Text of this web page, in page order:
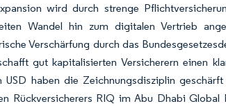
wird durch strenge
Wandel hin zum digitalen Vertrieb
Verschärfung durch das
gut kapitalisierten Versicherern einen
USD haben die Zeichnungsdisziplin
Rückversicherers RIQ im Abu Dhabi